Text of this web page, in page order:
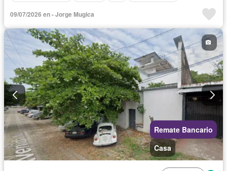
09/07/2026 en - Jorge Mugica
Remate Bancario
Casa